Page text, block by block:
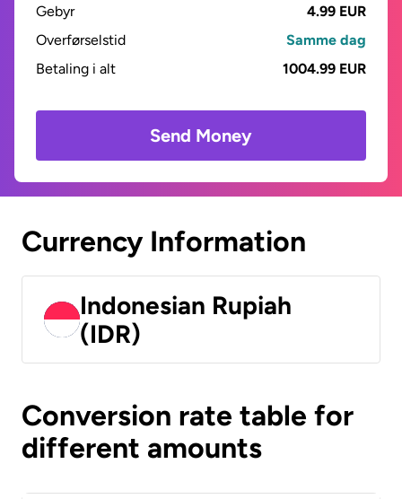
Gebyr
4.99 EUR
Overførselstid
Samme dag
Betaling i alt
1004.99 EUR
Send Money
Currency Information
Indonesian Rupiah
(IDR)
Conversion rate table for
different amounts